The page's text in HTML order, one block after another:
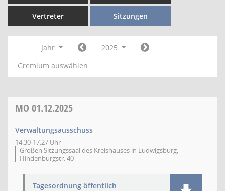
Vertreter Sitzungen
Jahr
2025
Gremium auswählen
MO 01.12.2025
Verwaltungsausschuss
14:30-17:27 Uhr
Großen Sitzungssaal des Kreishauses in Ludwigsburg,
Hindenburgstr. 40
Tagesordnung öffentlich